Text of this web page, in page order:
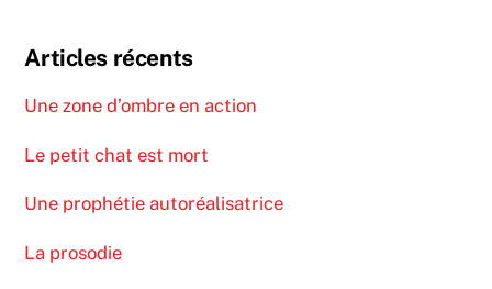
Articles récents
Une zone d’ombre en action
Le petit chat est mort
Une prophétie autoréalisatrice
La prosodie